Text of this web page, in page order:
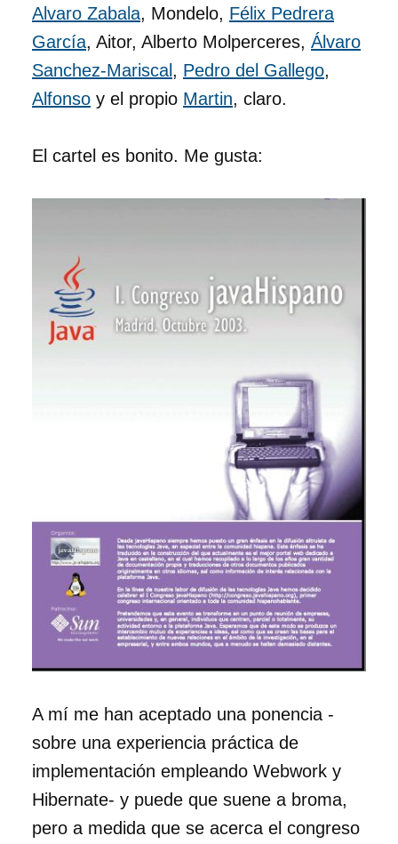
Alvaro Zabala, Mondelo, Félix Pedrera
García, Aitor, Alberto Molperceres, Álvaro
Sanchez-Mariscal , Pedro del Gallego,
Alfonso y el propio Martin, claro.
El cartel es bonito. Me gusta:
A mí me han aceptado una ponencia -
sobre una experiencia práctica de
implementación empleando Webwork y
Hibernate- y puede que suene a broma,
pero a medida que se acerca el congreso